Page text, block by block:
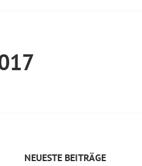
NEUESTE BEITRÄGE